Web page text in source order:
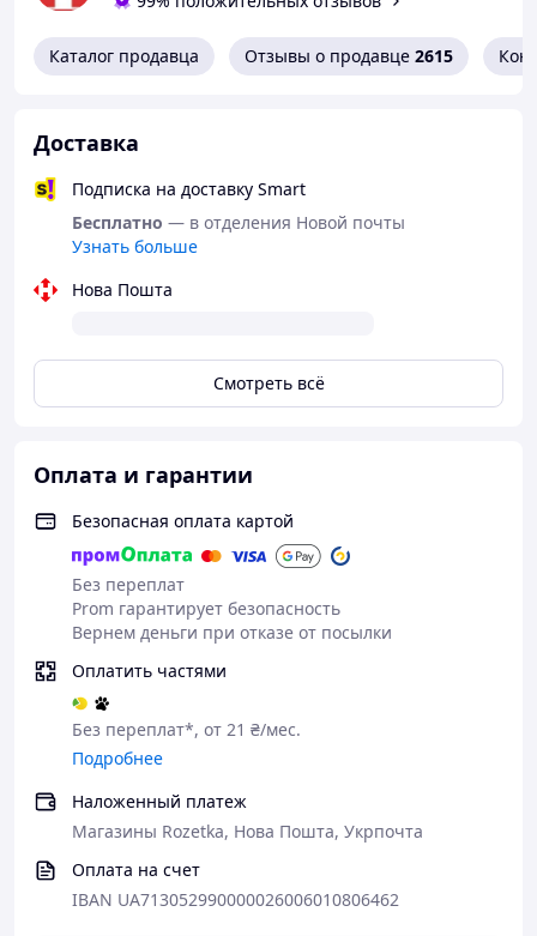
Каталог продавца Отзывы о продавце 2615
Доставка
Подписка на доставку Smart
Бесплатно — в отделения Новой почты
Узнать больше
Нова Пошта
Смотреть всё
Оплата и гарантии
Безопасная оплата картой
Без переплат
Prom гарантирует безопасность
Вернем деньги при отказе от посылки
Оплатить частями
Без переплат*, от 21 ₴/мес.
Подробнее
Наложенный платеж
Магазины Rozetka, Нова Пошта, Укрпочта
Оплата на счет
IBAN UA713052990000026006010806462